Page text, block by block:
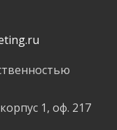
1, оф. 217